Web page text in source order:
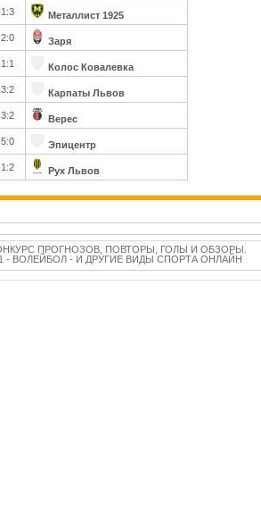
1:3 Металлист 1925
2:0 Заря
1:1 Колос Ковалевка
3:2 Карпаты Львов
3:2 Верес
5:0 Эпицентр
1:2 Рух Львов
ПРОГНОЗОВ, ПОВТОРЫ, ГОЛЫ И ОБЗОРЫ.
- ВОЛЕЙБОЛ - И ДРУГИЕ ВИДЫ СПОРТА ОНЛАЙН